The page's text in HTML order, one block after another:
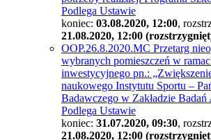
Podlega Ustawie
koniec: 03.08.2020, 12:00,
21.08.2020, 12:00
OOP.26.8.2020.MC Przetarg
wybranych pomieszczeń w
inwestycyjnego pn.:
naukowego Instytutu Sportu –
Badawczego w Zakładzie
Podlega Ustawie
koniec: 31.07.2020, 09:30,
21.08.2020, 12:00